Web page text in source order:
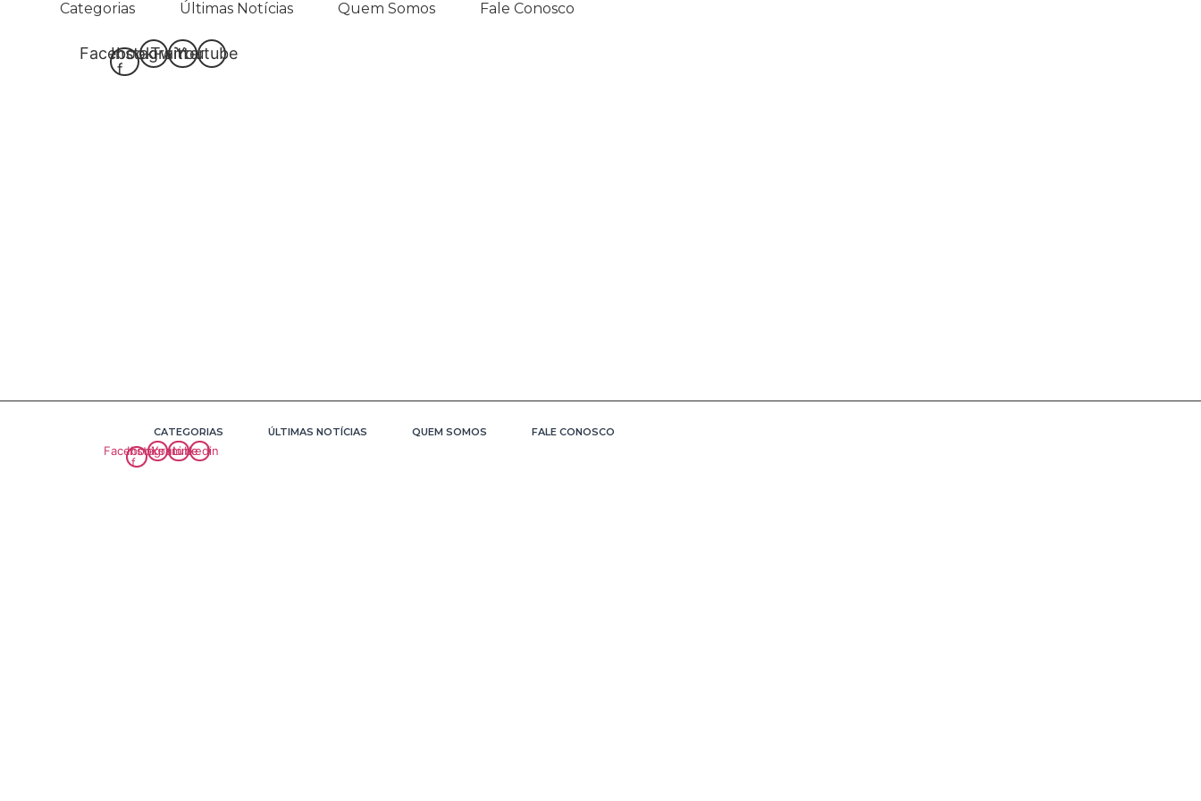
Categorias Últimas Notícias Quem Somos Fale Conosco
Facebook-
f
Instagram
Twitter
Youtube
CATEGORIAS ÚLTIMAS NOTÍCIAS QUEM SOMOS FALE CONOSCO
Facebook-
f
Instagram
Youtube
Linkedin